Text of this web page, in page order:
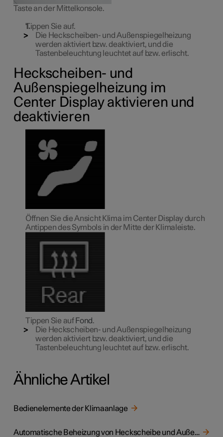
Taste an der Mittelkonsole.
Tippen Sie auf.
Die Heckscheiben- und Außenspiegelheizung
werden aktiviert bzw. deaktiviert, und die
Tastenbeleuchtung leuchtet auf bzw. erlischt.
Heckscheiben- und
Außenspiegelheizung im
Center Display aktivieren und
deaktivieren
Öffnen Sie die Ansicht Klima im Center Display durch
Antippen des Symbols in der Mitte der Klimaleiste.
Tippen Sie auf Fond.
Die Heckscheiben- und Außenspiegelheizung
werden aktiviert bzw. deaktiviert, und die
Tastenbeleuchtung leuchtet auf bzw. erlischt.
Ähnliche Artikel
Bedienelemente der Klimaanlage
Automatische Beheizung von Heckscheibe und Außenspiegeln aktivieren und deaktivieren